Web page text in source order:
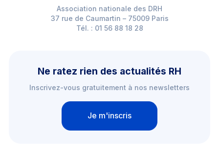
Association nationale des DRH
37 rue de Caumartin – 75009 Paris
Tél. : 01 56 88 18 28
Ne ratez rien des actualités RH
Inscrivez-vous gratuitement à nos newsletters
Je m'inscris